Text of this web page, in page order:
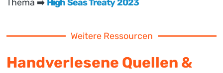
Thema ➡️ High Seas Treaty 2023
Weitere Ressourcen
Handverlesene Quellen &